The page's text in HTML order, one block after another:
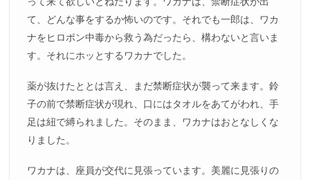
て、どんな事をするか怖いのです。それでも一郎は、ワカ
ナをヒロポン中毒から救う為だったら、構わないと言いま
す。それにホッとするワカナでした。
薬が抜けたととは言え、まだ禁断症状が襲って来ます。鈴
子の前で禁断症状が現れ、口にはタオルをあてがわれ、手
足は紐で縛られました。そのまま、ワカナはおとなしくな
りました。
ワカナは、座員が交代に見張っています。美麗に見張りの